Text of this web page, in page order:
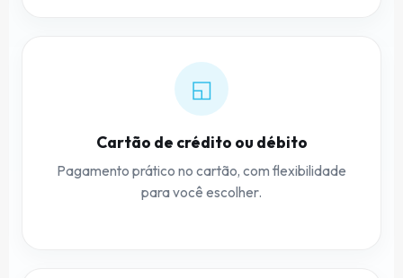
◱
Cartão de crédito ou débito
Pagamento prático no cartão, com flexibilidade
para você escolher.